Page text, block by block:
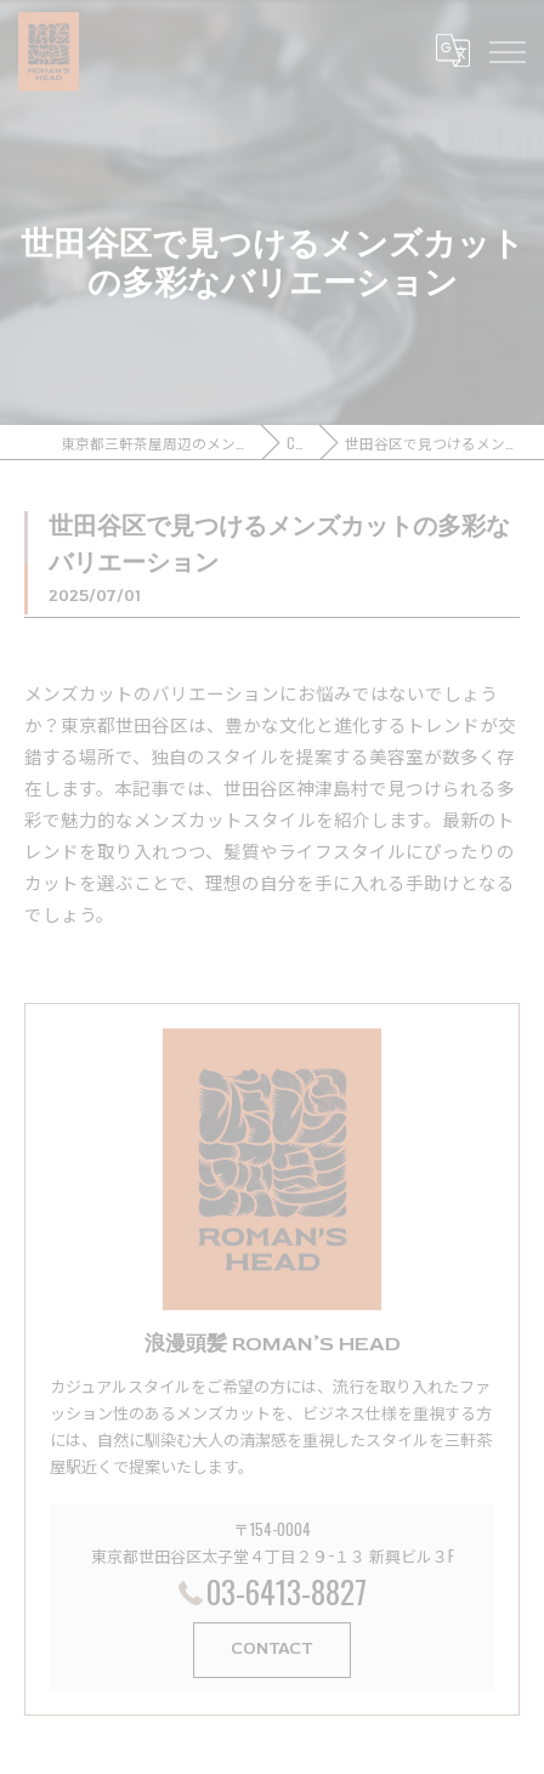
世田谷区で見つけるメンズカット
の多彩なバリエーション
COLUMN 世田谷区で見つけるメンズカットの多彩なバリエーション
世田谷区で見つけるメンズカットの多彩な
バリエーション
2025/07/01
メンズカットのバリエーションにお悩みではないでしょう
か？東京都世田谷区は、豊かな文化と進化するトレンドが交
錯する場所で、独自のスタイルを提案する美容室が数多く存
在します。本記事では、世田谷区神津島村で見つけられる多
彩で魅力的なメンズカットスタイルを紹介します。最新のト
レンドを取り入れつつ、髪質やライフスタイルにぴったりの
カットを選ぶことで、理想の自分を手に入れる手助けとなる
でしょう。
浪漫頭髪 ROMAN’S HEAD
カジュアルスタイルをご希望の方には、流行を取り入れたファ
ッション性のあるメンズカットを、ビジネス仕様を重視する方
には、自然に馴染む大人の清潔感を重視したスタイルを三軒茶
屋駅近くで提案いたします。
〒154-0004
東京都世田谷区太子堂４丁目２９−１３ 新興ビル３F
03-6413-8827
CONTACT